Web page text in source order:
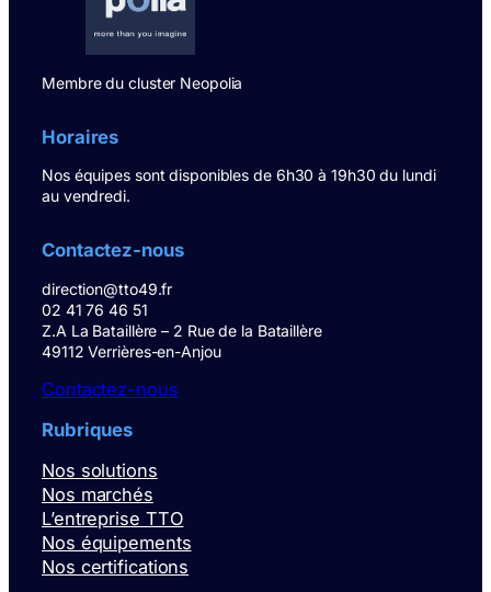
Membre du cluster Neopolia
Horaires
Nos équipes sont disponibles de 6h30 à 19h30 du lundi
au vendredi.
Contactez-nous
direction@tto49.fr
02 41 76 46 51
Z.A La Bataillère – 2 Rue de la Bataillère
49112 Verrières-en-Anjou
Contactez-nous
Rubriques
Nos solutions
Nos marchés
L’entreprise TTO
Nos équipements
Nos certifications